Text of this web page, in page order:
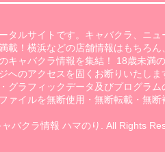
タルサイトです。キャバクラ、ニュ
載！横浜などの店舗情報はもちろ
キャバクラ情報を集結！ 18歳未満
へのアクセスを固くお断りいたしま
グラフィックデータ及びプログラ
ァイルを無断使用・無断転載・無断
バクラ情報 ハマのり. All Rights